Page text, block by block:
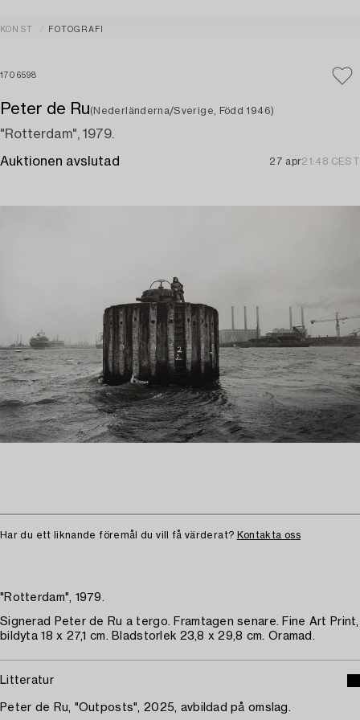
KONST FOTOGRAFI
1706598
Peter de Ru(Nederländerna/Sverige, Född 1946)
"Rotterdam", 1979.
Auktionen avslutad 27 apr21:48 CEST
Har du ett liknande föremål du vill få värderat? Kontakta oss
"Rotterdam", 1979.
Signerad Peter de Ru a tergo. Framtagen senare. Fine Art Print,
bildyta 18 x 27,1 cm. Bladstorlek 23,8 x 29,8 cm. Oramad.
Litteratur
Peter de Ru, "Outposts", 2025, avbildad på omslag.